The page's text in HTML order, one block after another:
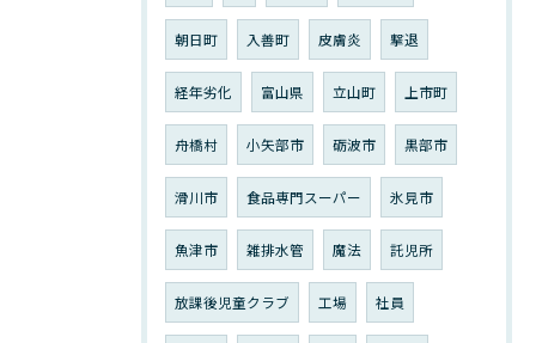
朝日町 入善町 皮膚炎 撃退
経年劣化 富山県 立山町 上市町
舟橋村 小矢部市 砺波市 黒部市
滑川市 食品専門スーパー 氷見市
魚津市 雑排水管 魔法 託児所
放課後児童クラブ 工場 社員